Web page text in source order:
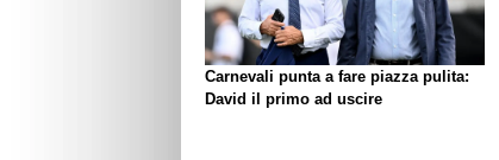
Carnevali punta a fare piazza pulita:
David il primo ad uscire